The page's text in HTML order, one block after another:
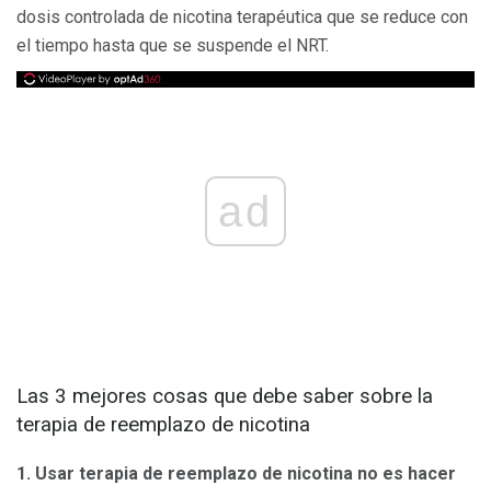
dosis controlada de nicotina terapéutica que se reduce con
el tiempo hasta que se suspende el NRT.
ad
Las 3 mejores cosas que debe saber sobre la
terapia de reemplazo de nicotina
1. Usar terapia de reemplazo de nicotina no es hacer